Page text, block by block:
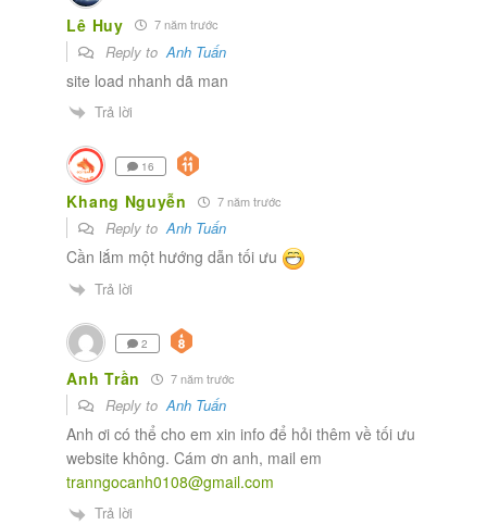
Lê Huy 7 năm trước
Reply toAnh Tuấn
site load nhanh dã man
Trả lời
16
Khang Nguyễn 7 năm trước
Reply toAnh Tuấn
Cần lắm một hướng dẫn tối ưu
Trả lời
2
Anh Trần 7 năm trước
Reply toAnh Tuấn
Anh ơi có thể cho em xin info để hỏi thêm về tối ưu
website không. Cám ơn anh, mail em
tranngocanh0108@gmail.com
Trả lời